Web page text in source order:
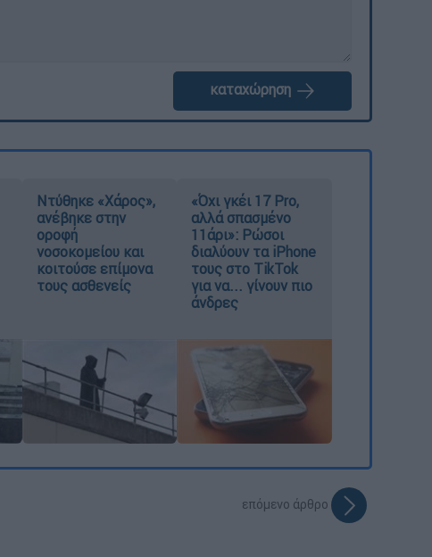
καταχώρηση
Ντύθηκε «Χάρος»,
ανέβηκε στην
οροφή
νοσοκομείου και
κοιτούσε επίμονα
τους ασθενείς
«Όχι γκέι 17 Pro,
αλλά σπασμένο
11άρι»: Ρώσοι
διαλύουν τα iPhone
τους στο TikTok
για να... γίνουν πιο
άνδρες
επόμενο άρθρο